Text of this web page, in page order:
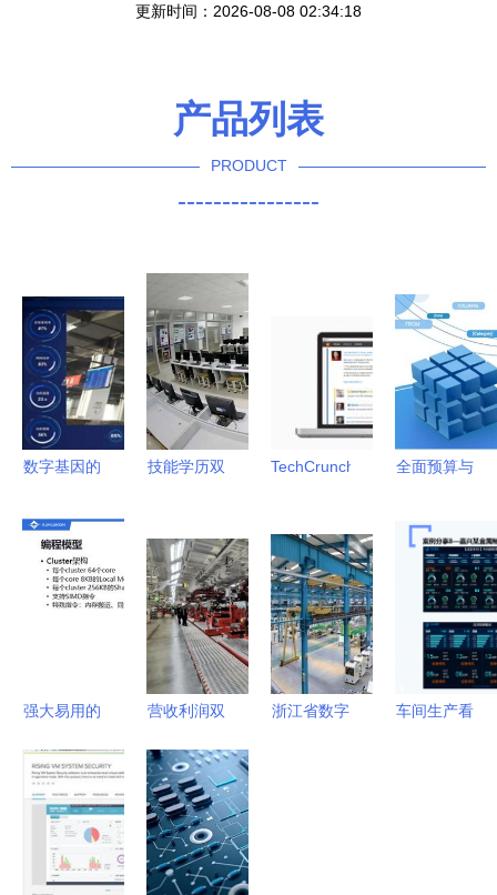
更新时间：2026-08-08 02:34:18
产品列表
PRODUCT
----------------
数字基因的
科信技术智
能工厂的软
件灵魂
技能学历双
——西安外
事华点软件
学院为你铺
就锦绣前程
TechCrunch
速递 解锁
技术与创业
前沿趋势
（2025年9
月）
全面预算与
构技术规范
的符合性判
断指南
强大易用的
栈助力生态
发展——访
昆仑芯科技
基础工具链
营收利润双
策略 特斯
拉抛售比特
币为软件开
发注入现金
浙江省数字
车间生产看